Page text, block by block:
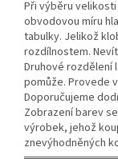
Při výběru
obvodovou míru
tabulky. Jelikož
rozdílnostem.
Druhové rozdělení
pomůže. Provede
Doporučujeme
Zobrazení barev
výrobek, jehož
znevýhodněných